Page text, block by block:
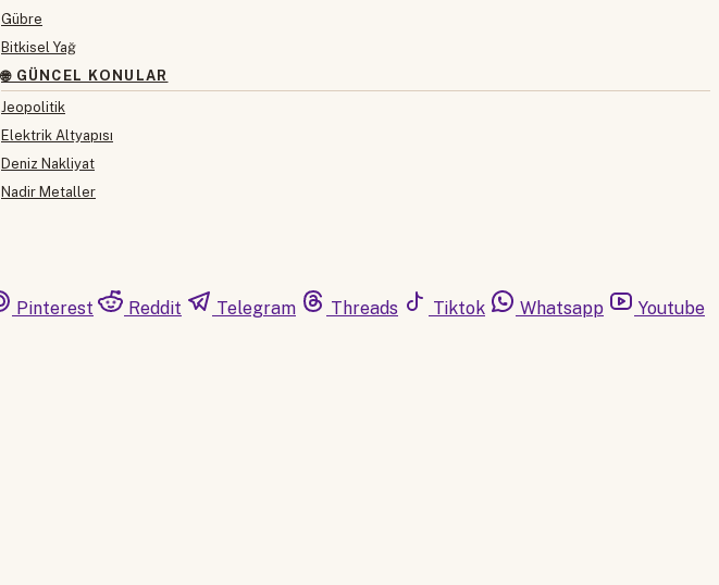
Gübre
Bitkisel Yağ
🌐 GÜNCEL KONULAR
Jeopolitik
Elektrik Altyapısı
Deniz Nakliyat
Nadir Metaller
Pinterest Reddit Telegram Threads Tiktok Whatsapp Youtube